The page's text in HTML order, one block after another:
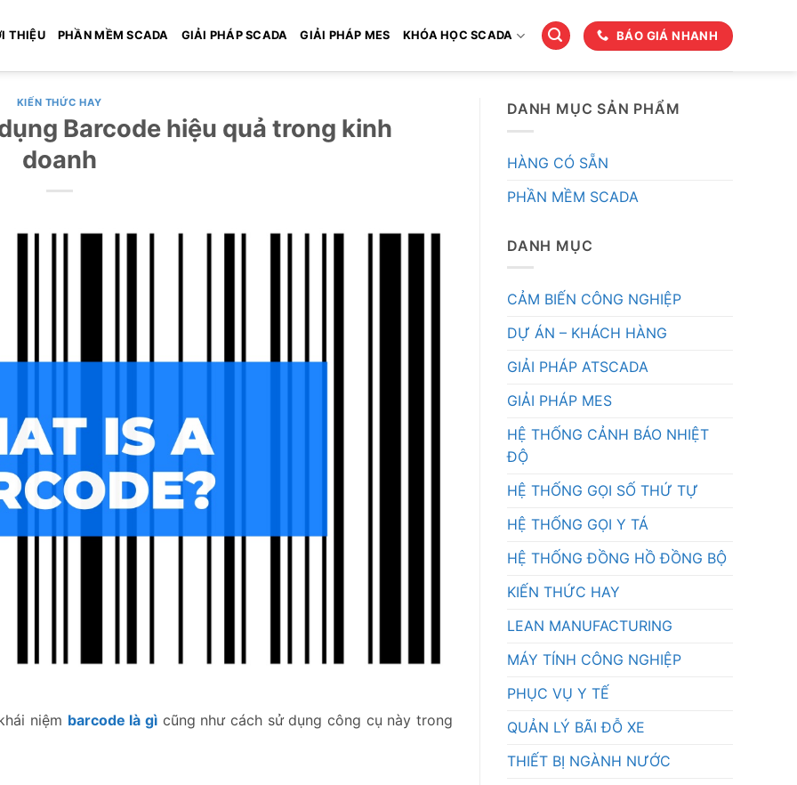
THIỆU PHẦN MỀM SCADA GIẢI PHÁP SCADA GIẢI PHÁP MES KHÓA HỌC SCADA BÁO GIÁ NHANH
KIẾN THỨC HAY
Barcode hiệu quả trong kinh
doanh
niệm barcode là gìcũng như cách sử dụng công cụ này trong
DANH MỤC SẢN PHẨM
HÀNG CÓ SẴN
PHẦN MỀM SCADA
DANH MỤC
CẢM BIẾN CÔNG NGHIỆP
DỰ ÁN – KHÁCH HÀNG
GIẢI PHÁP ATSCADA
GIẢI PHÁP MES
HỆ THỐNG CẢNH BÁO NHIỆT
ĐỘ
HỆ THỐNG GỌI SỐ THỨ TỰ
HỆ THỐNG GỌI Y TÁ
HỆ THỐNG ĐỒNG HỒ ĐỒNG BỘ
KIẾN THỨC HAY
LEAN MANUFACTURING
MÁY TÍNH CÔNG NGHIỆP
PHỤC VỤ Y TẾ
QUẢN LÝ BÃI ĐỖ XE
THIẾT BỊ NGÀNH NƯỚC